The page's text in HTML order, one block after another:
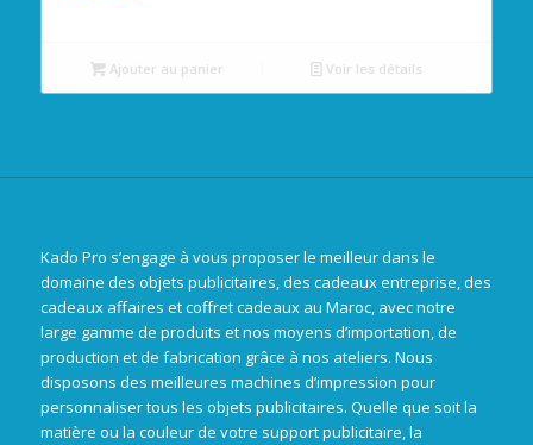
Ajouter au panier Voir les détails
Kado Pro s’engage à vous proposer le meilleur dans le
domaine des objets publicitaires, des cadeaux entreprise, des
cadeaux affaires et coffret cadeaux au Maroc, avec notre
large gamme de produits et nos moyens d’importation, de
production et de fabrication grâce à nos ateliers. Nous
disposons des meilleures machines d’impression pour
personnaliser tous les objets publicitaires. Quelle que soit la
matière ou la couleur de votre support publicitaire, la